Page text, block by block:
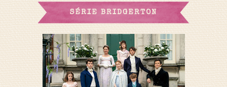
SÉRIE BRIDGERTON